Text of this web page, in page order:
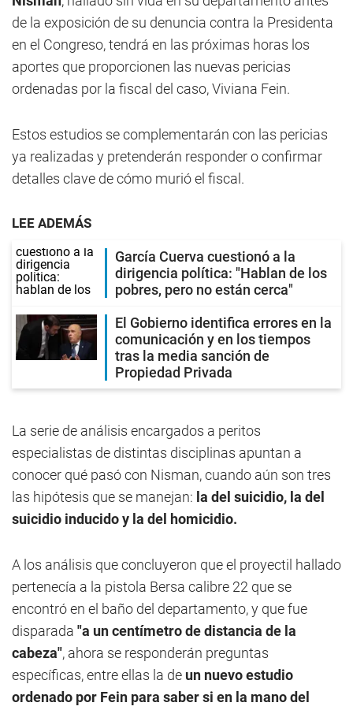
de la exposición de su denuncia contra la Presidenta
en el Congreso, tendrá en las próximas horas los
aportes que proporcionen las nuevas pericias
ordenadas por la fiscal del caso, Viviana Fein.
Estos estudios se complementarán con las pericias
ya realizadas y pretenderán responder o confirmar
detalles clave de cómo murió el fiscal.
LEE ADEMÁS
García Cuerva cuestionó a la
dirigencia política: "Hablan de los
pobres, pero no están cerca"
El Gobierno identifica errores en la
comunicación y en los tiempos
tras la media sanción de
Propiedad Privada
La serie de análisis encargados a peritos
especialistas de distintas disciplinas apuntan a
conocer qué pasó con Nisman, cuando aún son tres
las hipótesis que se manejan: la del suicidio, la del
suicidio inducido y la del homicidio.
A los análisis que concluyeron que el proyectil hallado
pertenecía a la pistola Bersa calibre 22 que se
encontró en el baño del departamento, y que fue
disparada "a un centímetro de distancia de la
cabeza", ahora se responderán preguntas
específicas, entre ellas la de un nuevo estudio
ordenado por Fein para saber si en la mano del